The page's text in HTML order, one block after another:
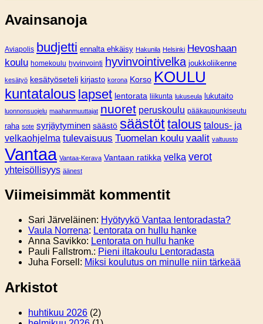
Avainsanoja
Aviapolis budjetti ennalta ehkäisy Hakunila Helsinki Hevoshaan
koulu homekoulu hyvinvointi hyvinvointivelka joukkoliikenne
kesätyö kesätyöseteli kirjasto korona Korso KOULU
kuntatalous lapset lentorata liikunta lukuseula lukutaito
luonnonsuojelu maahanmuuttajat nuoret peruskoulu pääkaupunkiseutu
raha sote syrjäytyminen säästö säästöttalous talous- ja
velkaohjelma tulevaisuus Tuomelan koulu vaalit valtuusto
Vantaa Vantaa-Kerava Vantaan ratikka velka verot
yhteisöllisyys äänest
Viimeisimmät kommentit
Sari Järveläinen: Hyötyykö Vantaa lentoradasta?
Vaula Norrena: Lentorata on hullu hanke
Anna Savikko: Lentorata on hullu hanke
Pauli Fallstrom.: Pieni iltakoulu Lentoradasta
Juha Forsell : Miksi koulutus on minulle niin tärkeää
Arkistot
huhtikuu 2026 (2)